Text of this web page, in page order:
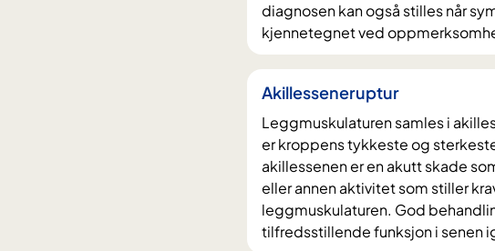
diagnosen kan også stilles når
kjennetegnet ved
Akillesseneruptur
Leggmuskulaturen samles i
er kroppens tykkeste og
akillessenen er en akutt skade
eller annen aktivitet som stiller
leggmuskulaturen. God
tilfredsstillende funksjon i senen